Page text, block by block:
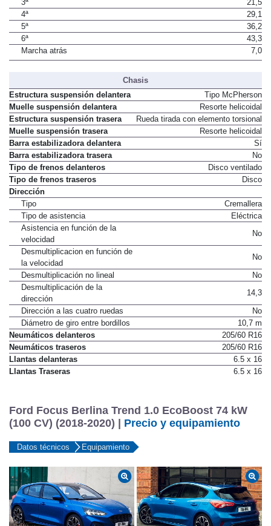
3ª
21,5
4ª
29,1
5ª
36,2
6ª
43,3
Marcha atrás
7,0
Chasis
Estructura suspensión delantera
Tipo McPherson
Muelle suspensión delantera
Resorte helicoidal
Estructura suspensión trasera
Rueda tirada con elemento torsional
Muelle suspensión trasera
Resorte helicoidal
Barra estabilizadora delantera
Sí
Barra estabilizadora trasera
No
Tipo de frenos delanteros
Disco ventilado
Tipo de frenos traseros
Disco
Dirección
Tipo
Cremallera
Tipo de asistencia
Eléctrica
Asistencia en función de la
velocidad
No
Desmultiplicacion en función de
la velocidad
No
Desmultiplicación no lineal
No
Desmultiplicación de la
dirección
14,3
Dirección a las cuatro ruedas
No
Diámetro de giro entre bordillos
10,7 m
Neumáticos delanteros
205/60 R16
Neumáticos traseros
205/60 R16
Llantas delanteras
6.5 x 16
Llantas Traseras
6.5 x 16
Ford Focus Berlina Trend 1.0 EcoBoost 74 kW
(100 CV) (2018-2020) | Precio y equipamiento
Datos técnicos Equipamiento